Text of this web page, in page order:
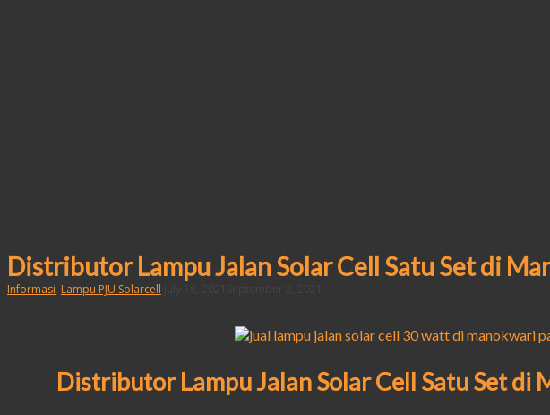
Distributor Lampu Jalan Solar Cell Satu Set di
Informasi, Lampu PJU Solarcell July 18, 2021 September 2, 2021
Distributor Lampu Jalan Solar Cell Satu Set di